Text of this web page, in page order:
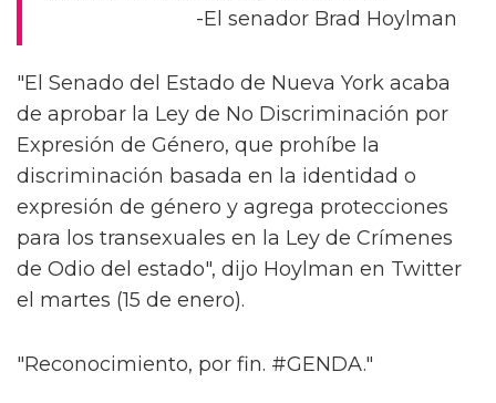
-El senador Brad Hoylman
"El Senado del Estado de Nueva York acaba
de aprobar la Ley de No Discriminación por
Expresión de Género, que prohíbe la
discriminación basada en la identidad o
expresión de género y agrega protecciones
para los transexuales en la Ley de Crímenes
de Odio del estado", dijo Hoylman en Twitter
el martes (15 de enero).
"Reconocimiento, por fin. #GENDA."